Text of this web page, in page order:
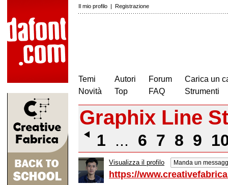
Il mio profilo | Registrazione
Temi
Novità
Autori
Top
Forum
FAQ
Carica un
Strumenti
Graphix Line
1 ... 6 7 8 9
Visualizza il profilo Manda un
https://